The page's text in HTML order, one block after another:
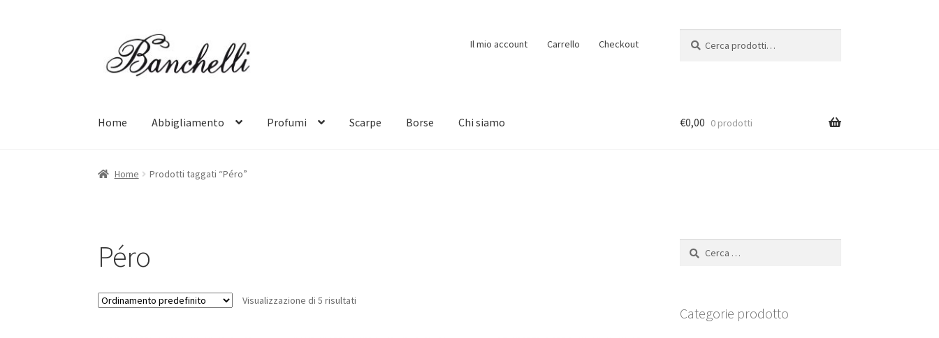
alla
navigazione
contenuto
Il mio account Carrello Checkout
Home Abbigliamento Profumi Scarpe Borse Chi siamo €0,00 0 prodotti
Home Prodotti taggati “Péro”
Péro
Visualizzazione di 5 risultati
Ricerca
Categorie prodotto